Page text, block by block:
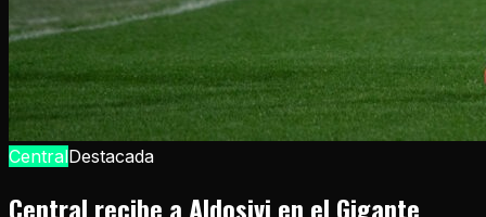
CentralDestacada
Central recibe a Aldosivi en el Gigante